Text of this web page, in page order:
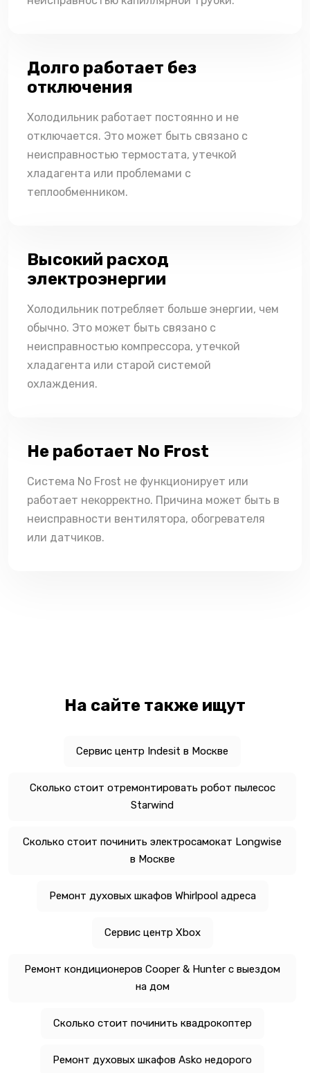
Долго работает без
отключения
Холодильник работает постоянно и не
отключается. Это может быть связано с
неисправностью термостата, утечкой
хладагента или проблемами с
теплообменником.
Высокий расход
электроэнергии
Холодильник потребляет больше энергии, чем
обычно. Это может быть связано с
неисправностью компрессора, утечкой
хладагента или старой системой
охлаждения.
Не работает No Frost
Система No Frost не функционирует или
работает некорректно. Причина может быть в
неисправности вентилятора, обогревателя
или датчиков.
На сайте также ищут
Сервис центр Indesit в Москве
Сколько стоит отремонтировать робот пылесос
Starwind
Сколько стоит починить электросамокат Longwise
в Москве
Ремонт духовых шкафов Whirlpool адреса
Сервис центр Xbox
Ремонт кондиционеров Cooper & Hunter с выездом
на дом
Сколько стоит починить квадрокоптер
Ремонт духовых шкафов Asko недорого